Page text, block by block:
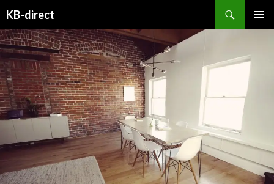
KB-direct
DO
TREŚCI